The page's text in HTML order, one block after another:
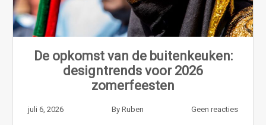
De opkomst van de buitenkeuken:
designtrends voor 2026
zomerfeesten
juli 6, 2026 By Ruben Geen reacties